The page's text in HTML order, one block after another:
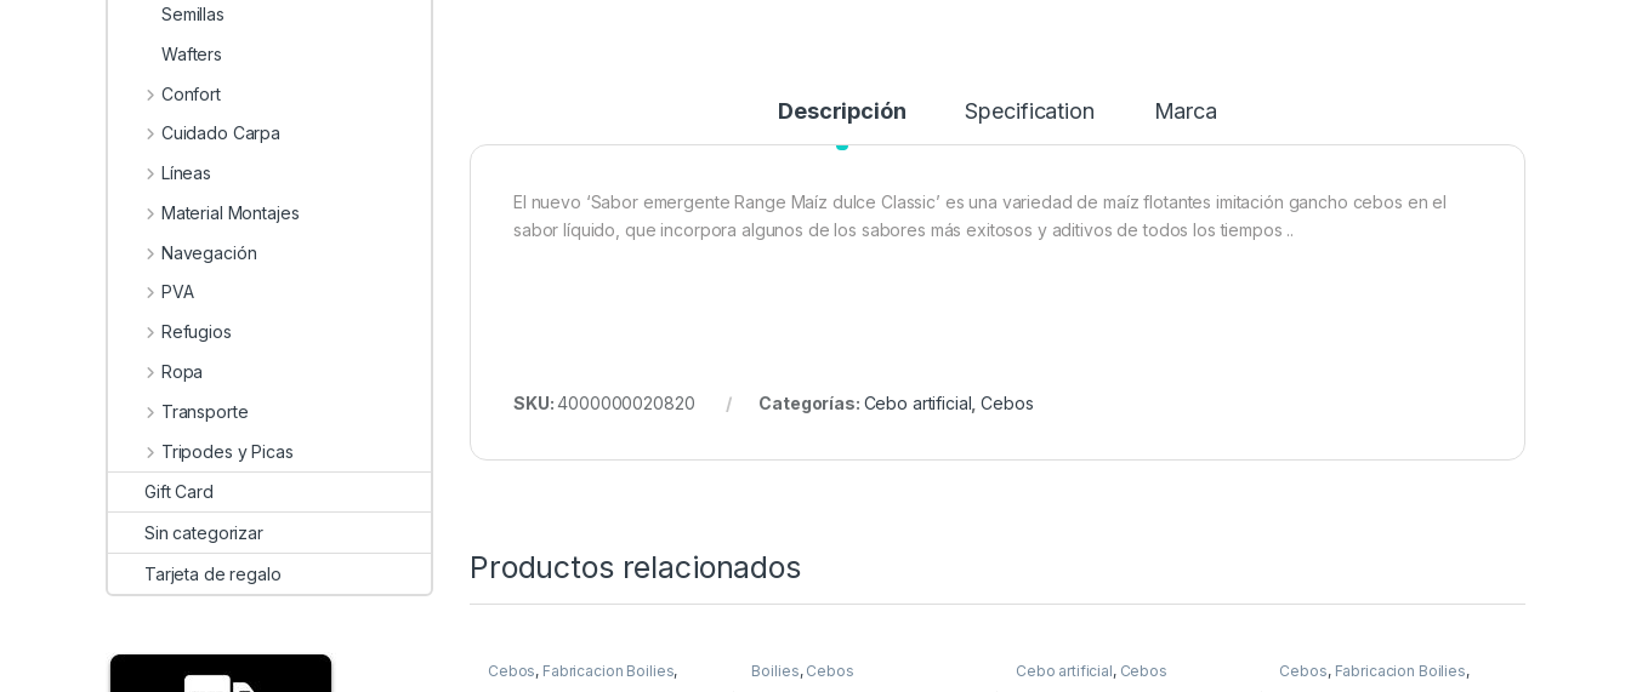
Descripción Specification Marca
El nuevo ‘Sabor emergente Range Maíz dulce Classic’ es una variedad de maíz flotantes imitación gancho cebos en el
sabor líquido, que incorpora algunos de los sabores más exitosos y aditivos de todos los tiempos ..
SKU:4000000020820 Categorías: Cebo artificial ,Cebos
Productos relacionados
Cebos, Fabricacion Boilies,
Boilies, Cebos Cebo artificial, Cebos Cebos, Fabricacion Boilies,
Semillas
Wafters
Confort
Cuidado Carpa
Líneas
Material Montajes
Navegación
PVA
Refugios
Ropa
Transporte
Tripodes y Picas
Gift Card
Sin categorizar
Tarjeta de regalo